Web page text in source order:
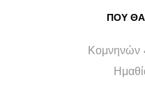
ΠΟΥ
Κομνηνών